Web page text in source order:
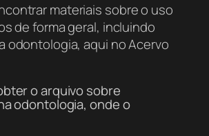
materiais sobre o uso
de forma geral, incluindo
odontologia, aqui no Acervo
o arquivo sobre
odontologia, onde o